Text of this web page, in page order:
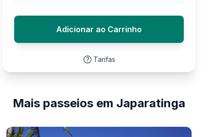
Adicionar ao Carrinho
Tarifas
Mais passeios em Japaratinga